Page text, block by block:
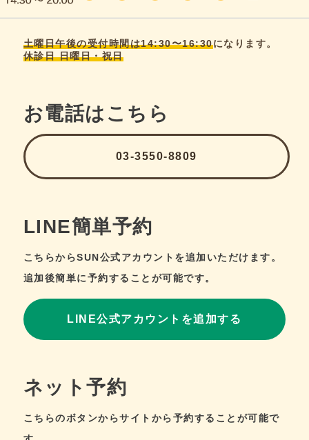
土曜日午後の受付時間は14:30〜16:30になります。
休診日 日曜日・祝日
お電話はこちら
03-3550-8809
LINE簡単予約
こちらからSUN公式アカウントを追加いただけます。
追加後簡単に予約することが可能です。
LINE公式アカウントを追加する
ネット予約
こちらのボタンからサイトから予約することが可能で